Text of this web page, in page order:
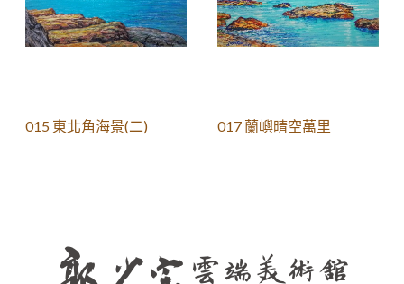
015 東北角海景(二) 017 蘭嶼晴空萬里